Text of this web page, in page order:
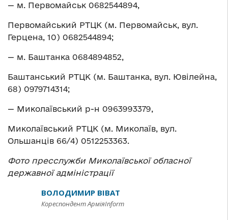
— м. Первомайськ 0682544894,
Первомайський РТЦК (м. Первомайськ, вул.
Герцена, 10) 0682544894;
— м. Баштанка 0684894852,
Баштанський РТЦК (м. Баштанка, вул. Ювілейна,
68) 0979714314;
— Миколаївський р-н 0963993379,
Миколаївський РТЦК (м. Миколаїв, вул.
Ольшанців 66/4) 0512253363.
Фото пресслужби Миколаївської обласної
державної адміністрації
ВОЛОДИМИР ВІВАТ
Кореспондент АрміяInform